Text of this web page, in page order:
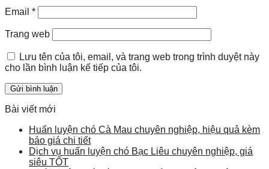
Email *
Trang web
Lưu tên của tôi, email, và trang web trong trình duyệt này
cho lần bình luận kế tiếp của tôi.
Bài viết mới
Huấn luyện chó Cà Mau chuyên nghiệp, hiệu quả kèm
báo giá chi tiết
Dịch vụ huấn luyện chó Bạc Liêu chuyên nghiệp, giá
siêu TỐT